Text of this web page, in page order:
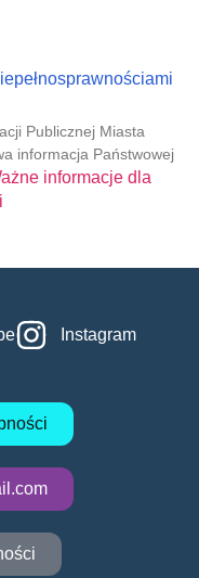
Publicznej Miasta
informacja Państwowej
informacje dla
Instagram